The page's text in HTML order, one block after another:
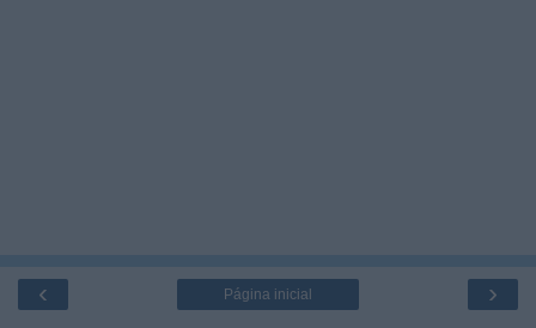
‹ ›
Página inicial